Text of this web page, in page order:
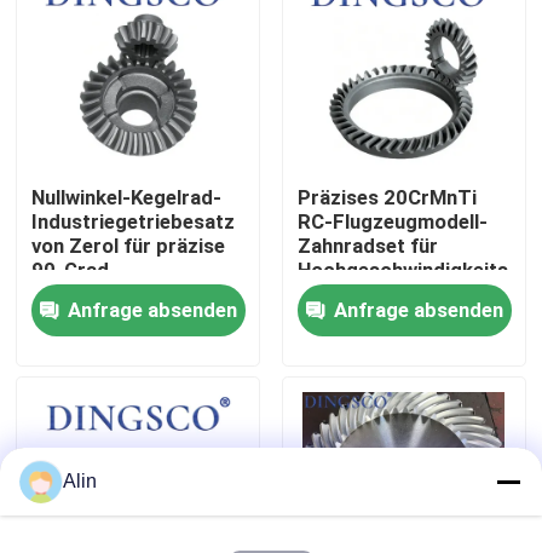
Über uns
Werksbesichtigung
Qualitätskontrolle
Kontakt mit uns
Fälle
Nullwinkel-Kegelrad-
Industriegetriebesatz
von Zerol für präzise
90-Grad-
Kraftübertragung
Anfrage absenden
Präzises 20CrMnTi
RC-Flugzeugmodell-
Zahnradset für
Hochgeschwindigkeits-
Fernbedienung
Anfrage absenden
Alin